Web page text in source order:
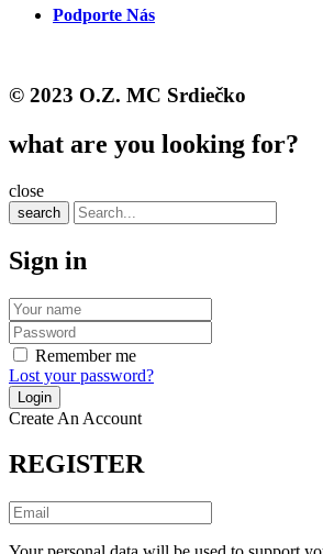
Podporte Nás
© 2023 O.Z. MC Srdiečko
what are you looking for?
close
search
Sign in
Remember me
Lost your password?
Create An Account
REGISTER